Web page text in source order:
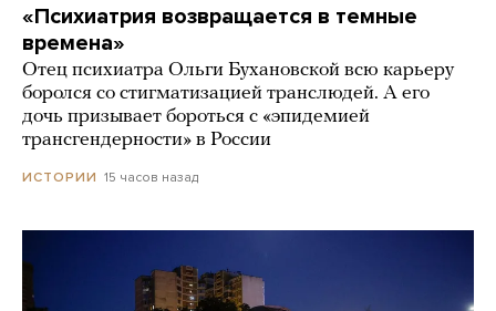
«Психиатрия возвращается в темные
времена»
Отец психиатра Ольги Бухановской всю карьеру
боролся со стигматизацией транслюдей. А его
дочь призывает бороться с «эпидемией
трансгендерности» в России
ИСТОРИИ 15 часов назад